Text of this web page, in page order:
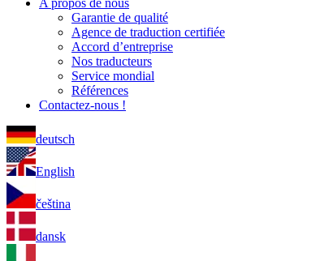
A propos de nous
Garantie de qualité
Agence de traduction certifiée
Accord d’entreprise
Nos traducteurs
Service mondial
Références
Contactez-nous !
deutsch
English
čeština
dansk